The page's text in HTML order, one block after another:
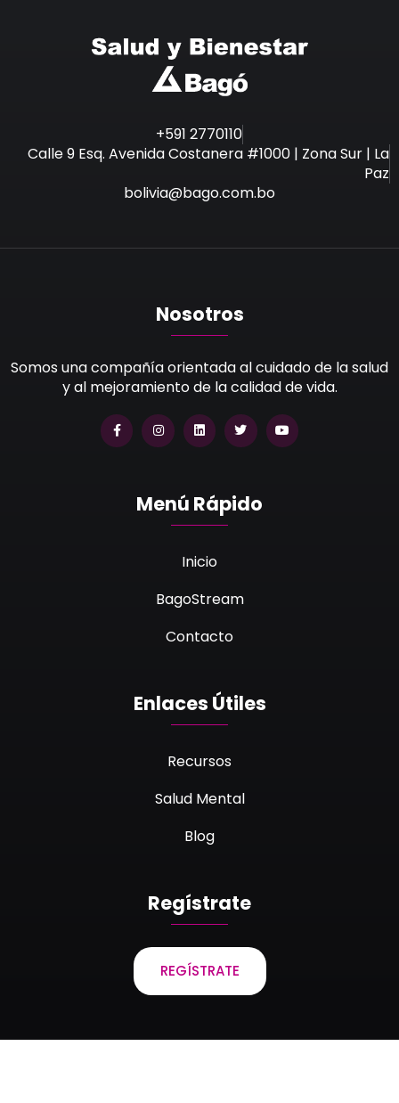
+591 2770110
Calle 9 Esq. Avenida Costanera #1000 | Zona Sur | La
Paz
bolivia@bago.com.bo
Nosotros
Somos una compañía orientada al cuidado de la salud
y al mejoramiento de la calidad de vida.
Menú Rápido
Inicio
BagoStream
Contacto
Enlaces Útiles
Recursos
Salud Mental
Blog
Regístrate
REGÍSTRATE